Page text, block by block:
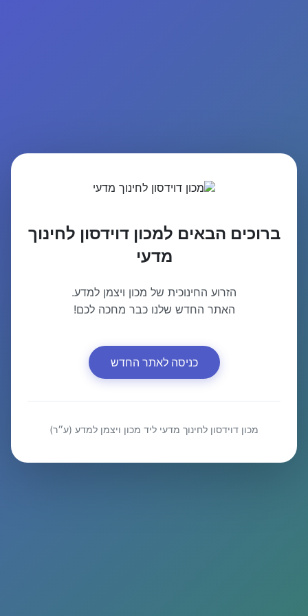
ברוכים הבאים למכון דוידסון לחינוך
מדעי
הזרוע החינוכית של מכון ויצמן למדע.
האתר החדש שלנו כבר מחכה לכם!
כניסה לאתר החדש
מכון דוידסון לחינוך מדעי ליד מכון ויצמן למדע (ע״ר)